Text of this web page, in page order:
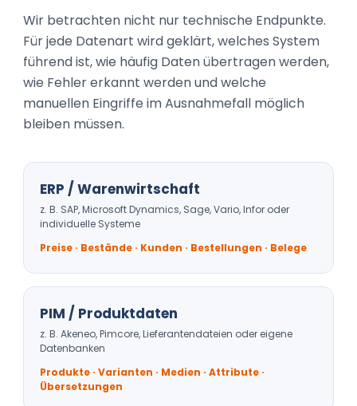
Wir betrachten nicht nur technische Endpunkte.
Für jede Datenart wird geklärt, welches System
führend ist, wie häufig Daten übertragen werden,
wie Fehler erkannt werden und welche
manuellen Eingriffe im Ausnahmefall möglich
bleiben müssen.
ERP / Warenwirtschaft
z. B. SAP, Microsoft Dynamics, Sage, Vario, Infor oder
individuelle Systeme
Preise · Bestände · Kunden · Bestellungen · Belege
PIM / Produktdaten
z. B. Akeneo, Pimcore, Lieferantendateien oder eigene
Datenbanken
Produkte · Varianten · Medien · Attribute ·
Übersetzungen